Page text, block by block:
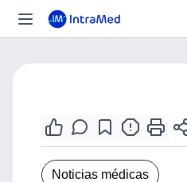
Noticias médicas